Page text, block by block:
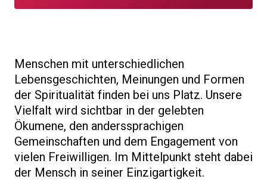
Menschen mit unterschiedlichen
Lebensgeschichten, Meinungen und Formen
der Spiritualität finden bei uns Platz. Unsere
Vielfalt wird sichtbar in der gelebten
Ökumene, den anderssprachigen
Gemeinschaften und dem Engagement von
vielen Freiwilligen. Im Mittelpunkt steht dabei
der Mensch in seiner Einzigartigkeit.